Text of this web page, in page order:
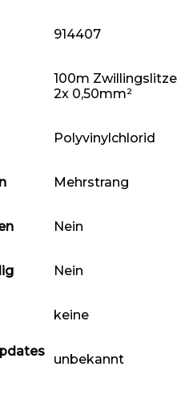
‎914407
‎100m Zwillingslitze
2x 0,50mm²
‎Polyvinylchlorid
‎Mehrstrang
‎Nein
‎Nein
‎keine
‎unbekannt